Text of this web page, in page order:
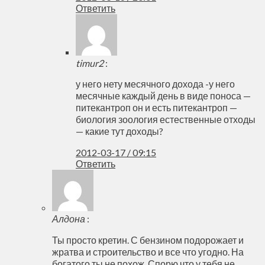
Ответить
timur2 :
у него нету месячного дохода -у него
месячные каждый день в виде поноса —
питекантроп он и есть питекантроп —
биология зоология естественные отходы
— какие тут доходы?
2012-03-17 / 09:15
Ответить
Алдона :
Ты просто кретин. С бензином подорожает и
жратва и строительство и все что угодно. На